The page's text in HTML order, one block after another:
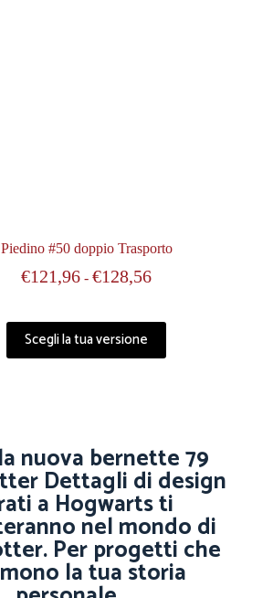
Piedino #50 doppio Trasporto
€121,96 - €128,56
Scegli la tua versione
nuova bernette 79
Dettagli di design
a Hogwarts ti
nel mondo di
Per progetti che
la tua storia